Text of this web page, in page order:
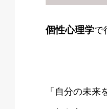
個性心理学で
「自分の未来